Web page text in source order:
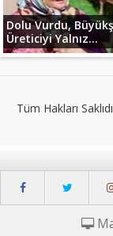
Dolu Vurdu,
Üreticiyi Yalnız...
Tüm Hakları